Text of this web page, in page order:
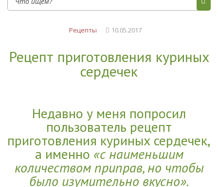
Рецепты 10.05.2017
Рецепт приготовления куриных
сердечек
Недавно у меня попросил
пользователь рецепт
приготовления куриных сердечек,
а именно «с наименьшим
количеством приправ, но чтобы
было изумительно вкусно».